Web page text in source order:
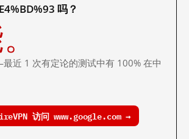
吗？
近 1 次有定论的测试中有 100% 在中
访问 www.google.com →